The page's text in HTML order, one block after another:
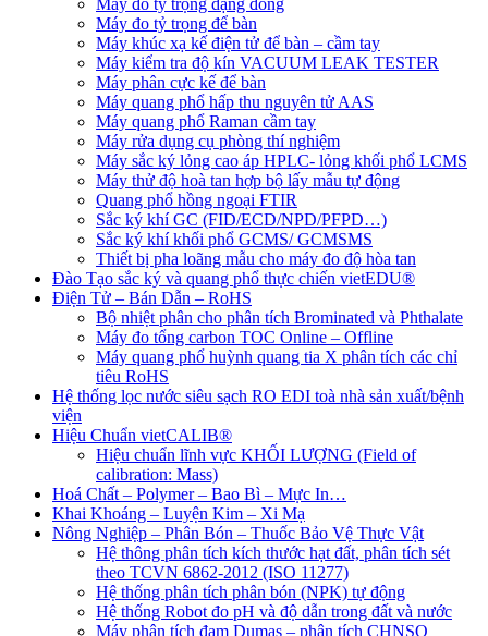
Máy đo tỷ trọng để bàn
Máy khúc xạ kế điện tử để bàn – cầm tay
Máy kiểm tra độ kín VACUUM LEAK TESTER
Máy phân cực kế để bàn
Máy quang phổ hấp thu nguyên tử AAS
Máy quang phổ Raman cầm tay
Máy rửa dụng cụ phòng thí nghiệm
Máy sắc ký lỏng cao áp HPLC- lỏng khối phổ LCMS
Máy thử độ hoà tan hợp bộ lấy mẫu tự động
Quang phổ hồng ngoại FTIR
Sắc ký khí GC (FID/ECD/NPD/PFPD…)
Sắc ký khí khối phổ GCMS/ GCMSMS
Thiết bị pha loãng mẫu cho máy đo độ hòa tan
Đào Tạo sắc ký và quang phổ thực chiến vietEDU®
Điện Tử – Bán Dẫn – RoHS
Bộ nhiệt phân cho phân tích Brominated và Phthalate
Máy đo tổng carbon TOC Online – Offline
Máy quang phổ huỳnh quang tia X phân tích các chỉ
tiêu RoHS
Hệ thống lọc nước siêu sạch RO EDI​​ toà nhà sản xuất/bệnh
viện
Hiệu Chuẩn vietCALIB®
Hiệu chuẩn lĩnh vực KHỐI LƯỢNG (Field of
calibration: Mass)
Hoá Chất – Polymer – Bao Bì – Mực In…
Khai Khoáng – Luyện Kim – Xi Mạ
Nông Nghiệp – Phân Bón – Thuốc Bảo Vệ Thực Vật
Hệ thông phân tích kích thước hạt đất, phân tích sét
theo TCVN 6862-2012 (ISO 11277)
Hệ thống phân tích phân bón (NPK) tự động
Hệ thống Robot đo pH và độ dẫn trong đất và nước
Máy phân tích đạm Dumas – phân tích CHNSO